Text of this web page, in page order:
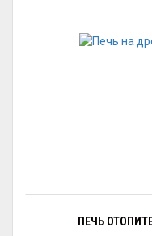
ПЕЧЬ